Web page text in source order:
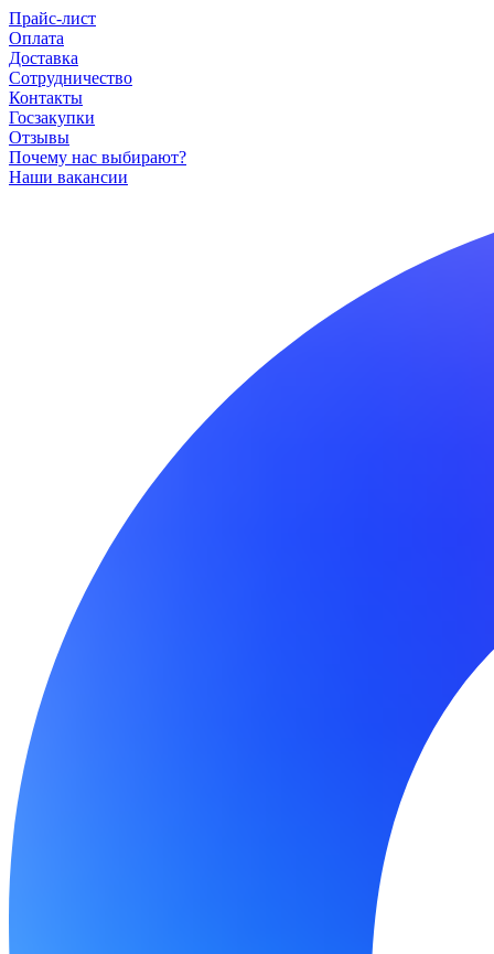
Прайс-лист
Оплата
Доставка
Сотрудничество
Контакты
Госзакупки
Отзывы
Почему нас выбирают?
Наши вакансии